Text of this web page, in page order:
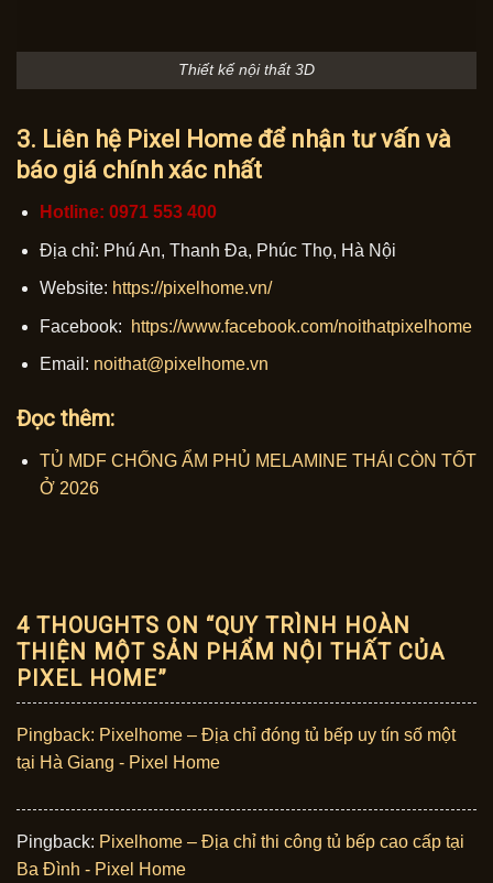
Thiết kế nội thất 3D
3. Liên hệ Pixel Home để nhận tư vấn và
báo giá chính xác nhất
Hotline: 0971 553 400
Địa chỉ: Phú An, Thanh Đa, Phúc Thọ, Hà Nội
Website: https://pixelhome.vn/
Facebook: https://www.facebook.com/noithatpixelhome
Email: noithat@pixelhome.vn
Đọc thêm:
TỦ MDF CHỐNG ẨM PHỦ MELAMINE THÁI CÒN TỐT
Ở 2026
4 THOUGHTS ON “QUY TRÌNH HOÀN
THIỆN MỘT SẢN PHẨM NỘI THẤT CỦA
PIXEL HOME”
Pingback: Pixelhome – Địa chỉ đóng tủ bếp uy tín số một
tại Hà Giang - Pixel Home
Pingback: Pixelhome – Địa chỉ thi công tủ bếp cao cấp tại
Ba Đình - Pixel Home